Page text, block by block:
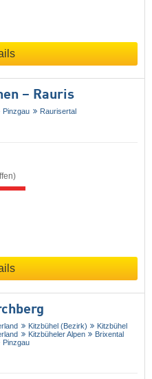
– Rauris
Pinzgau Raurisertal
Kitzbühel (Bezirk)
Kitzbühel
Kitzbüheler Alpen
Brixental
Pinzgau